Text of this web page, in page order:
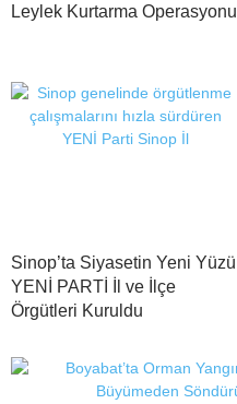
Leylek Kurtarma Operasyonu
Sinop’ta Siyasetin Yeni Yüzü
YENİ PARTİ İl ve İlçe
Örgütleri Kuruldu